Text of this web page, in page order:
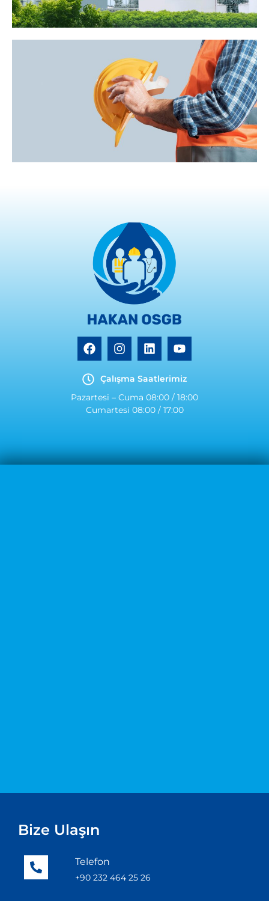
Çalışma Saatlerimiz
Pazartesi – Cuma 08:00 / 18:00
Cumartesi 08:00 / 17:00
Bize Ulaşın
Telefon
+90 232 464 25 26